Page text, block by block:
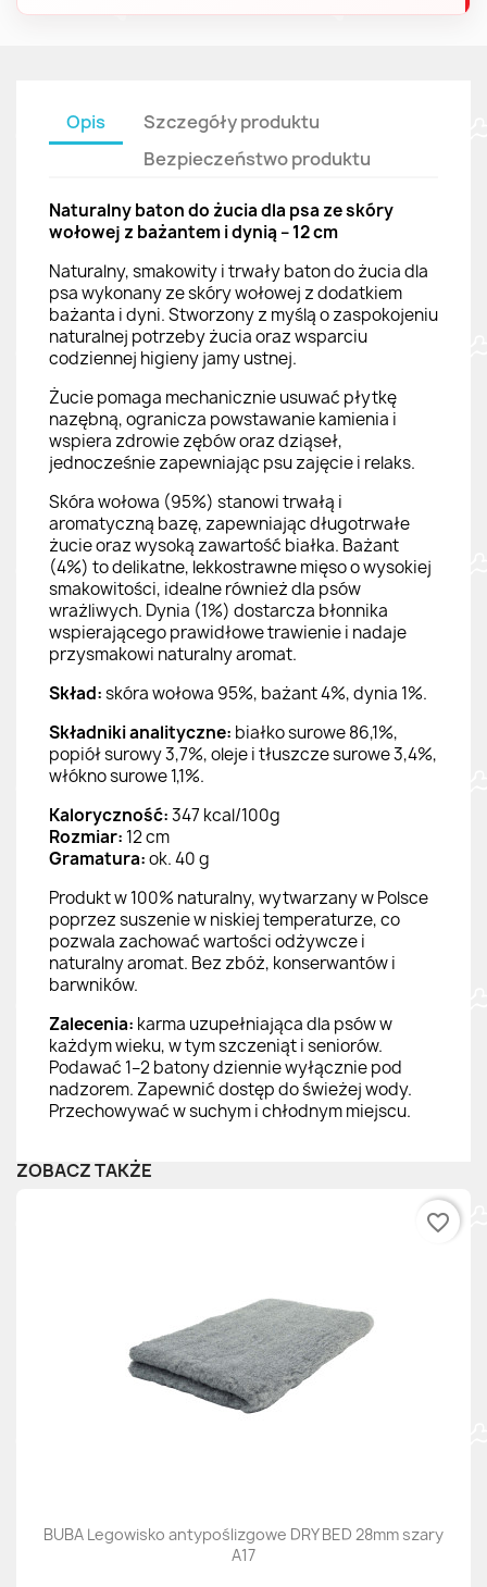
Opis
Szczegóły produktu
Bezpieczeństwo produktu
Naturalny baton do żucia dla psa ze skóry
wołowej z bażantem i dynią – 12 cm
Naturalny, smakowity i trwały baton do żucia dla
psa wykonany ze skóry wołowej z dodatkiem
bażanta i dyni. Stworzony z myślą o zaspokojeniu
naturalnej potrzeby żucia oraz wsparciu
codziennej higieny jamy ustnej.
Żucie pomaga mechanicznie usuwać płytkę
nazębną, ogranicza powstawanie kamienia i
wspiera zdrowie zębów oraz dziąseł,
jednocześnie zapewniając psu zajęcie i relaks.
Skóra wołowa (95%) stanowi trwałą i
aromatyczną bazę, zapewniając długotrwałe
żucie oraz wysoką zawartość białka. Bażant
(4%) to delikatne, lekkostrawne mięso o wysokiej
smakowitości, idealne również dla psów
wrażliwych. Dynia (1%) dostarcza błonnika
wspierającego prawidłowe trawienie i nadaje
przysmakowi naturalny aromat.
Skład:skóra wołowa 95%, bażant 4%, dynia 1%.
Składniki analityczne: białko surowe 86,1%,
popiół surowy 3,7%, oleje i tłuszcze surowe 3,4%,
włókno surowe 1,1%.
Kaloryczność:347 kcal/100g
Rozmiar: 12 cm
Gramatura:ok. 40 g
Produkt w 100% naturalny, wytwarzany w Polsce
poprzez suszenie w niskiej temperaturze, co
pozwala zachować wartości odżywcze i
naturalny aromat. Bez zbóż, konserwantów i
barwników.
Zalecenia: karma uzupełniająca dla psów w
każdym wieku, w tym szczeniąt i seniorów.
Podawać 1–2 batony dziennie wyłącznie pod
nadzorem. Zapewnić dostęp do świeżej wody.
Przechowywać w suchym i chłodnym miejscu.
ZOBACZ TAKŻE
BUBA Legowisko antypoślizgowe DRY BED 28mm szary
A17
favorite_border